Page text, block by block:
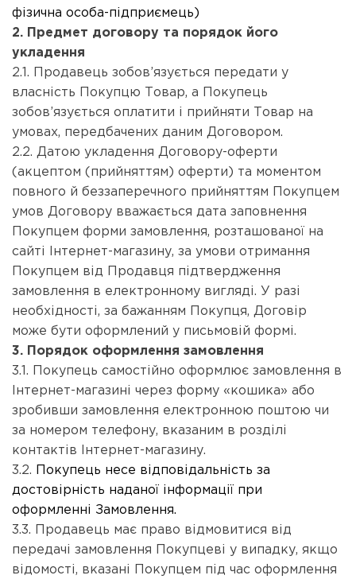
фізична особа-підприємець)
2. Предмет договору та порядок його
укладення
2.1. Продавець зобов’язується передати у
власність Покупцю Товар, а Покупець
зобов’язується оплатити і прийняти Товар на
умовах, передбачених даним Договором.
2.2. Датою укладення Договору-оферти
(акцептом (прийняттям) оферти) та моментом
повного й беззаперечного прийняттям Покупцем
умов Договору вважається дата заповнення
Покупцем форми замовлення, розташованої на
сайті Інтернет-магазину, за умови отримання
Покупцем від Продавця підтвердження
замовлення в електронному вигляді. У разі
необхідності, за бажанням Покупця, Договір
може бути оформлений у письмовій формі.
3. Порядок оформлення замовлення
3.1. Покупець самостійно оформлює замовлення в
Інтернет-магазині через форму «кошика» або
зробивши замовлення електронною поштою чи
за номером телефону, вказаним в розділі
контактів Інтернет-магазину.
3.2.
Покупець несе відповідальність за
достовірність наданої інформації при
оформленні Замовлення.
3.3. Продавець має право відмовитися від
передачі замовлення Покупцеві у випадку, якщо
відомості, вказані Покупцем під час оформлення